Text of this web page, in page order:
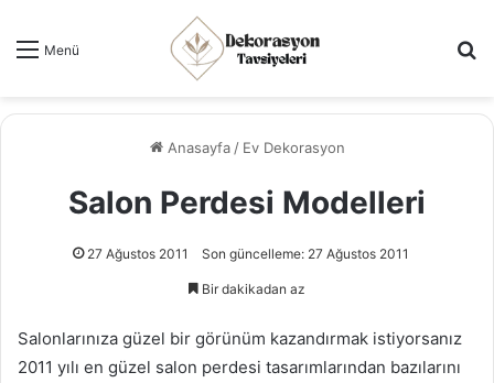
Menü
Anasayfa / Ev Dekorasyon
Salon Perdesi Modelleri
27 Ağustos 2011 Son güncelleme: 27 Ağustos 2011
Bir dakikadan az
Salonlarınıza güzel bir görünüm kazandırmak istiyorsanız
2011 yılı en güzel salon perdesi tasarımlarından bazılarını